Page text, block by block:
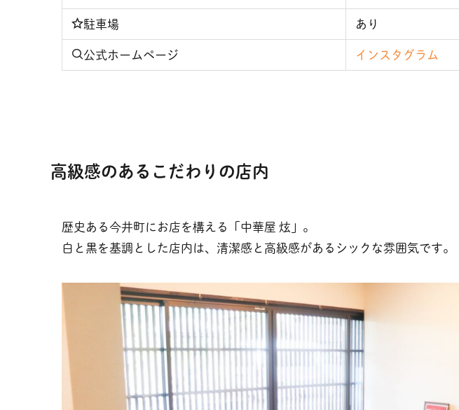
駐車場 あり
公式ホームページ インスタグラム
高級感のあるこだわりの店内
歴史ある今井町にお店を構える「中華屋 炫」。
白と黒を基調とした店内は、清潔感と高級感があるシックな雰囲気です。